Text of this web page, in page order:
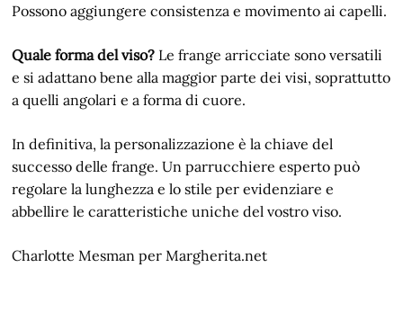
Possono aggiungere consistenza e movimento ai capelli.
Quale forma del viso? Le frange arricciate sono versatili
e si adattano bene alla maggior parte dei visi, soprattutto
a quelli angolari e a forma di cuore.
In definitiva, la personalizzazione è la chiave del
successo delle frange. Un parrucchiere esperto può
regolare la lunghezza e lo stile per evidenziare e
abbellire le caratteristiche uniche del vostro viso.
Charlotte Mesman per Margherita.net